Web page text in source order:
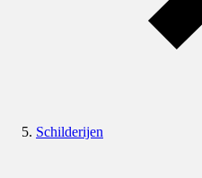
Schilderijen